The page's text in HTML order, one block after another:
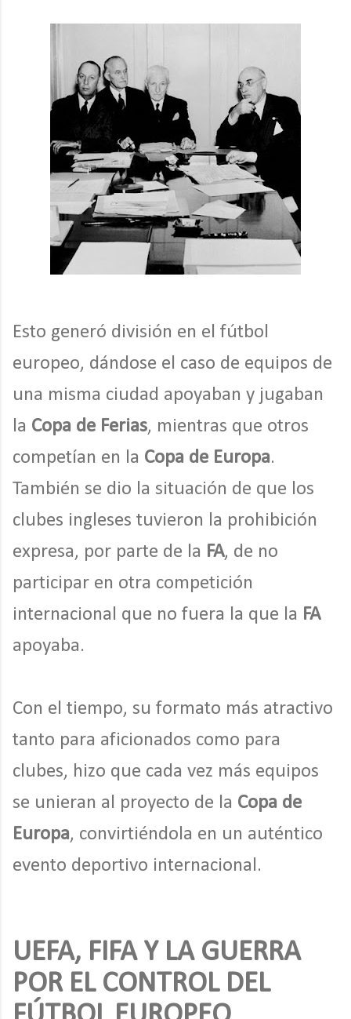
Esto generó división en el fútbol
europeo, dándose el caso de equipos de
una misma ciudad apoyaban y jugaban
la Copa de Ferias, mientras que otros
competían en la Copa de Europa.
También se dio la situación de que los
clubes ingleses tuvieron la prohibición
expresa, por parte de la FA, de no
participar en otra competición
internacional que no fuera la que la FA
apoyaba.
Con el tiempo, su formato más atractivo
tanto para aficionados como para
clubes, hizo que cada vez más equipos
se unieran al proyecto de la Copa de
Europa, convirtiéndola en un auténtico
evento deportivo internacional.
UEFA, FIFA Y LA GUERRA
POR EL CONTROL DEL